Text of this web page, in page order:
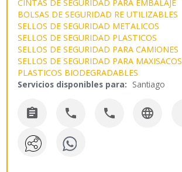
CINTAS DE SEGURIDAD PARA EMBALAJE
BOLSAS DE SEGURIDAD RE UTILIZABLES
SELLOS DE SEGURIDAD METALICOS
SELLOS DE SEGURIDAD PLASTICOS
SELLOS DE SEGURIDAD PARA CAMIONES
SELLOS DE SEGURIDAD PARA MAXISACOS
PLASTICOS BIODEGRADABLES
Servicios disponibles para: Santiago
   